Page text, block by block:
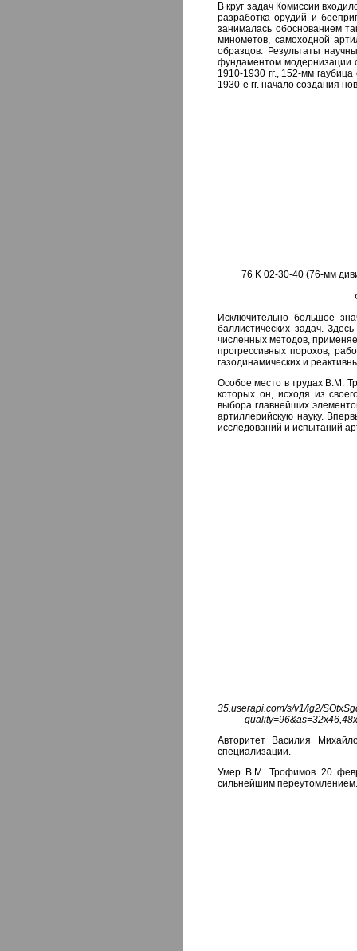
В круг задач Комиссии
разработка орудий и
занималась обоснованием
минометов, самоходной
образцов. Результаты
фундаментом модернизации
1910-1930 гг., 152-мм
1930-е гг. начало создания
76 K 02-30-40 (76-мм
Исключительно большое
баллистических задач.
численных методов,
прогрессивных порохов;
газодинамических и
Особое место в трудах В.М.
которых он, исходя из
выбора главнейших
артиллерийскую науку.
исследований и испытаний
35.userapi.com/s/v1/ig2/
Авторитет Василия
специализации.
Умер В.М. Трофимов 20
сильнейшим